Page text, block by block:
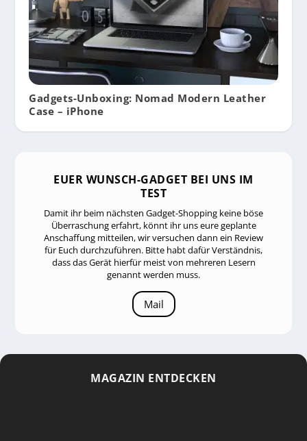
Gadgets-Unboxing: Nomad Modern Leather
Case – iPhone
EUER WUNSCH-GADGET BEI UNS IM
TEST
Damit ihr beim nächsten Gadget-Shopping keine böse
Überraschung erfahrt, könnt ihr uns eure geplante
Anschaffung mitteilen, wir versuchen dann ein Review
für Euch durchzuführen. Bitte habt dafür Verständnis,
dass das Gerät hierfür meist von mehreren Lesern
genannt werden muss.
Mail
MAGAZIN ENTDECKEN